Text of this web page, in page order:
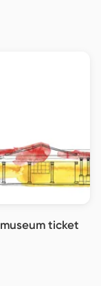
ticket